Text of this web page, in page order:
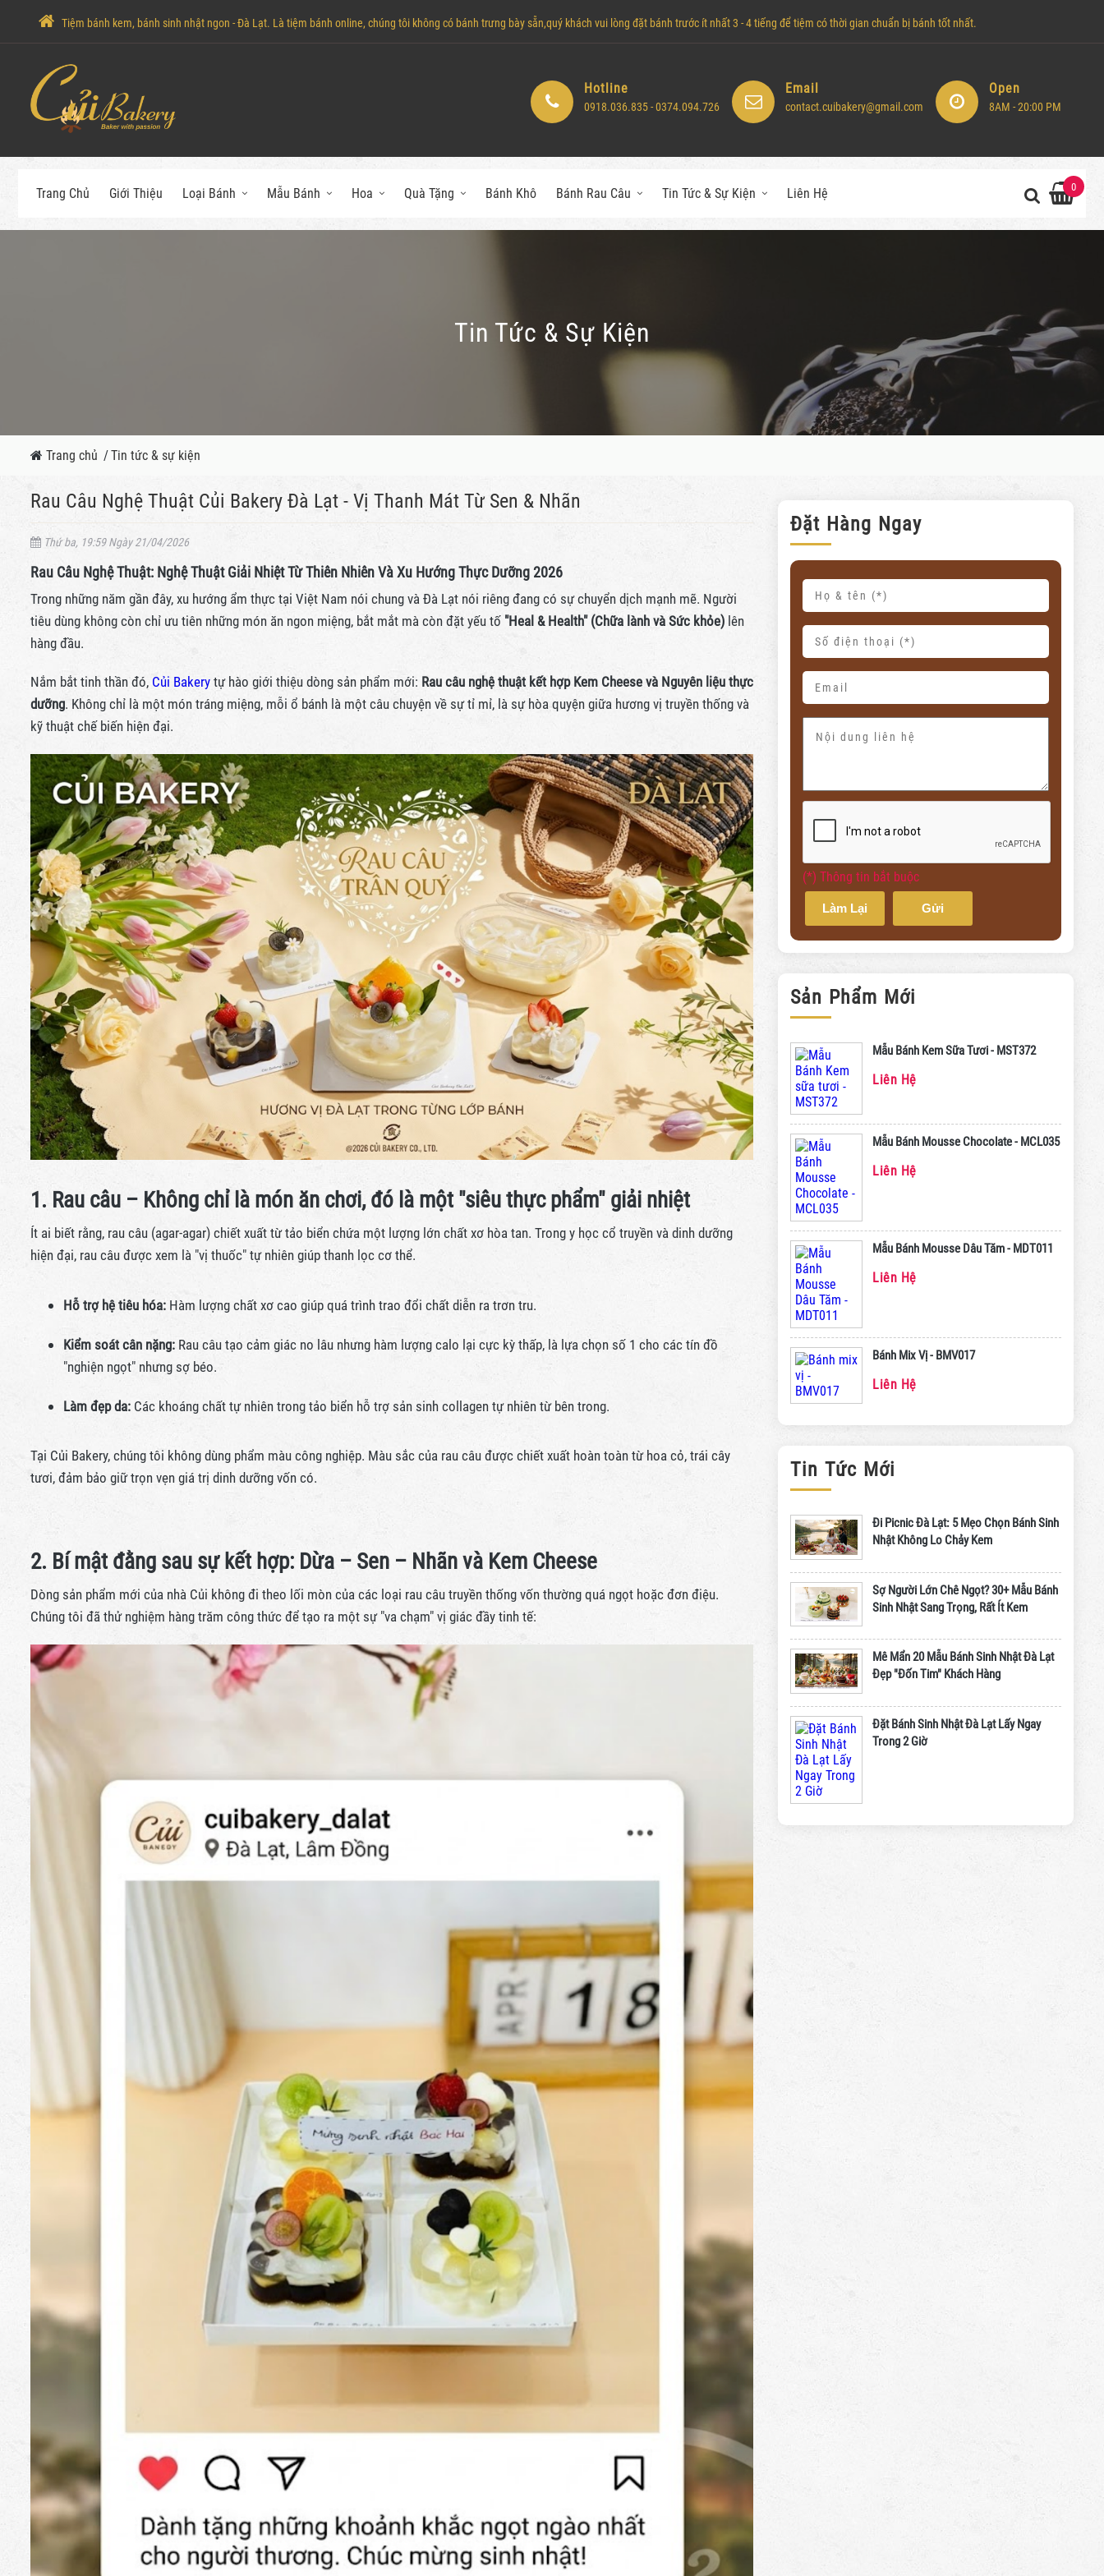
Tiệm bánh kem, bánh sinh nhật ngon - Đà Lạt. Là tiệm bánh online, chúng tôi không có bánh trưng bày sẵn,quý khách vui lòng đặt bánh trước ít nhất 3 - 4 tiếng để tiệm có thời gian chuẩn bị bánh tốt nhất.
Hotline
0918.036.835 - 0374.094.726
Email
contact.cuibakery@gmail.com
Open
8AM - 20:00 PM
Trang Chủ Giới Thiệu Loại Bánh Mẫu Bánh Hoa Quà Tặng Bánh Khô Bánh Rau Câu Tin Tức & Sự Kiện Liên Hệ 0
Tin Tức & Sự Kiện
Trang chủ /Tin tức & sự kiện
Rau Câu Nghệ Thuật Củi Bakery Đà Lạt - Vị Thanh Mát Từ Sen & Nhãn
Thứ ba, 19:59 Ngày 21/04/2026
Rau Câu Nghệ Thuật: Nghệ Thuật Giải Nhiệt Từ Thiên Nhiên Và Xu Hướng Thực Dưỡng 2026
Trong những năm gần đây, xu hướng ẩm thực tại Việt Nam nói chung và Đà Lạt nói riêng đang có sự chuyển dịch mạnh mẽ. Người
tiêu dùng không còn chỉ ưu tiên những món ăn ngon miệng, bắt mắt mà còn đặt yếu tố "Heal & Health" (Chữa lành và Sức khỏe) lên
hàng đầu.
Nắm bắt tinh thần đó, Củi Bakery tự hào giới thiệu dòng sản phẩm mới: Rau câu nghệ thuật kết hợp Kem Cheese và Nguyên liệu thực
dưỡng. Không chỉ là một món tráng miệng, mỗi ổ bánh là một câu chuyện về sự tỉ mỉ, là sự hòa quyện giữa hương vị truyền thống và
kỹ thuật chế biến hiện đại.
1. Rau câu – Không chỉ là món ăn chơi, đó là một "siêu thực phẩm" giải nhiệt
Ít ai biết rằng, rau câu (agar-agar) chiết xuất từ tảo biển chứa một lượng lớn chất xơ hòa tan. Trong y học cổ truyền và dinh dưỡng
hiện đại, rau câu được xem là "vị thuốc" tự nhiên giúp thanh lọc cơ thể.
Hỗ trợ hệ tiêu hóa: Hàm lượng chất xơ cao giúp quá trình trao đổi chất diễn ra trơn tru.
Kiểm soát cân nặng: Rau câu tạo cảm giác no lâu nhưng hàm lượng calo lại cực kỳ thấp, là lựa chọn số 1 cho các tín đồ
"nghiện ngọt" nhưng sợ béo.
Làm đẹp da: Các khoáng chất tự nhiên trong tảo biển hỗ trợ sản sinh collagen tự nhiên từ bên trong.
Tại Củi Bakery, chúng tôi không dùng phẩm màu công nghiệp. Màu sắc của rau câu được chiết xuất hoàn toàn từ hoa cỏ, trái cây
tươi, đảm bảo giữ trọn vẹn giá trị dinh dưỡng vốn có.
2. Bí mật đằng sau sự kết hợp: Dừa – Sen – Nhãn và Kem Cheese
Dòng sản phẩm mới của nhà Củi không đi theo lối mòn của các loại rau câu truyền thống vốn thường quá ngọt hoặc đơn điệu.
Chúng tôi đã thử nghiệm hàng trăm công thức để tạo ra một sự "va chạm" vị giác đầy tinh tế:
Đặt Hàng Ngay
(*) Thông tin bắt buộc
Làm Lại Gửi
Sản Phẩm Mới
Mẫu Bánh Kem Sữa Tươi - MST372
Liên Hệ
Mẫu Bánh Mousse Chocolate - MCL035
Liên Hệ
Mẫu Bánh Mousse Dâu Tăm - MDT011
Liên Hệ
Bánh Mix Vị - BMV017
Liên Hệ
Tin Tức Mới
Đi Picnic Đà Lạt: 5 Mẹo Chọn Bánh Sinh
Nhật Không Lo Chảy Kem
Sợ Người Lớn Chê Ngọt? 30+ Mẫu Bánh
Sinh Nhật Sang Trọng, Rất Ít Kem
Mê Mẩn 20 Mẫu Bánh Sinh Nhật Đà Lạt
Đẹp "Đốn Tim" Khách Hàng
Đặt Bánh Sinh Nhật Đà Lạt Lấy Ngay
Trong 2 Giờ